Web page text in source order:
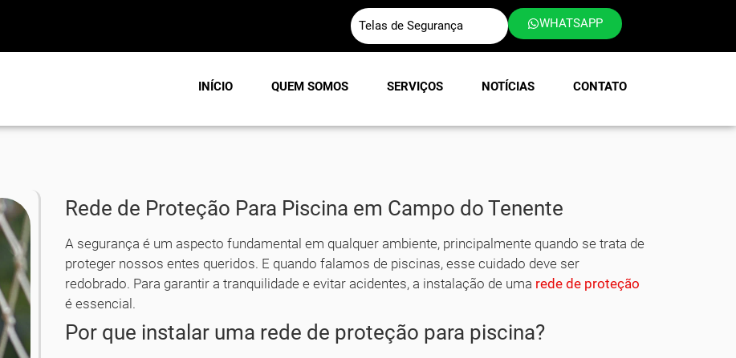
Telas de Segurança WHATSAPP
INÍCIO QUEM SOMOS SERVIÇOS NOTÍCIAS CONTATO
Rede de Proteção Para Piscina em Campo do Tenente
A segurança é um aspecto fundamental em qualquer ambiente, principalmente quando se trata de
proteger nossos entes queridos. E quando falamos de piscinas, esse cuidado deve ser
redobrado. Para garantir a tranquilidade e evitar acidentes, a instalação de uma rede de proteção
é essencial.
Por que instalar uma rede de proteção para piscina?